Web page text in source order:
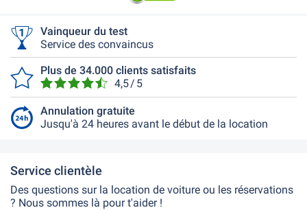
Vainqueur du test
Service des convaincus
Plus de 34.000 clients satisfaits
4,5 / 5
Annulation gratuite
Jusqu'à 24 heures avant le début de la location
Service clientèle
Des questions sur la location de voiture ou les réservations
? Nous sommes là pour t'aider !